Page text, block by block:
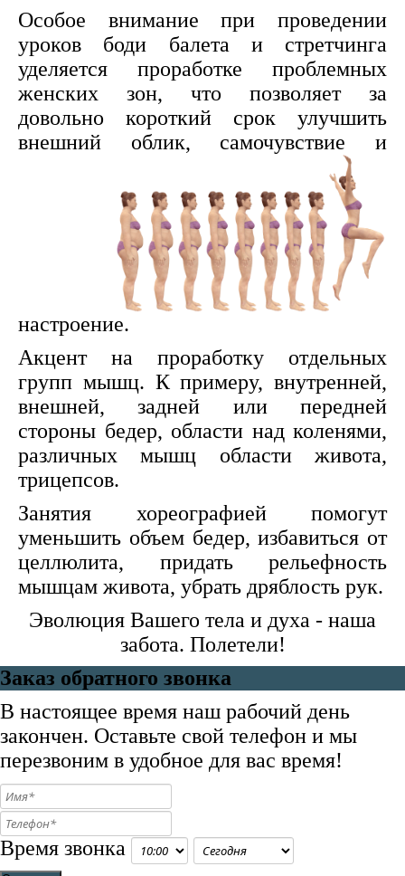
Особое внимание при проведении
уроков боди балета и стретчинга
уделяется проработке проблемных
женских зон, что позволяет за
довольно короткий срок улучшить
внешний облик, самочувствие и
настроение.
Акцент на проработку отдельных
групп мышц. К примеру, внутренней,
внешней, задней или передней
стороны бедер, области над коленями,
различных мышц области живота,
трицепсов.
Занятия хореографией помогут
уменьшить объем бедер, избавиться от
целлюлита, придать рельефность
мышцам живота, убрать дряблость рук.
Эволюция Вашего тела и духа - наша
забота. Полетели!
Заказ обратного звонка
В настоящее время наш рабочий день
закончен. Оставьте свой телефон и мы
перезвоним в удобное для вас время!
Время звонка